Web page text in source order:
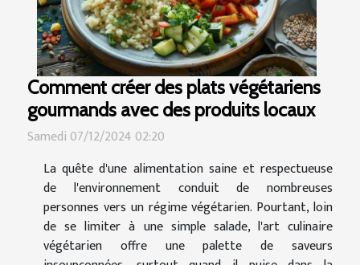
Comment créer des plats végétariens
gourmands avec des produits locaux
Samedi 07/12/2024 02:20
La quête d'une alimentation saine et respectueuse
de l'environnement conduit de nombreuses
personnes vers un régime végétarien. Pourtant, loin
de se limiter à une simple salade, l'art culinaire
végétarien offre une palette de saveurs